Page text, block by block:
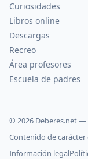
Curiosidades
Libros online
Descargas
Recreo
Área profesores
Escuela de padres
© 2026 Deberes.net —
Contenido de
Información legal